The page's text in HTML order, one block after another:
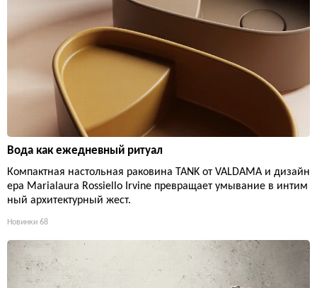
Вода как ежедневный ритуал
Компактная настольная раковина TANK от VALDAMA и дизайн
ера Marialaura Rossiello Irvine превращает умывание в интим
ный архитектурный жест.
Новинки 68